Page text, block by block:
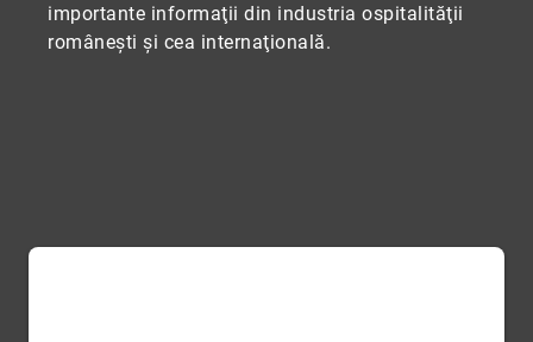
importante informaţii din industria ospitalităţii
româneşti şi cea internaţională.